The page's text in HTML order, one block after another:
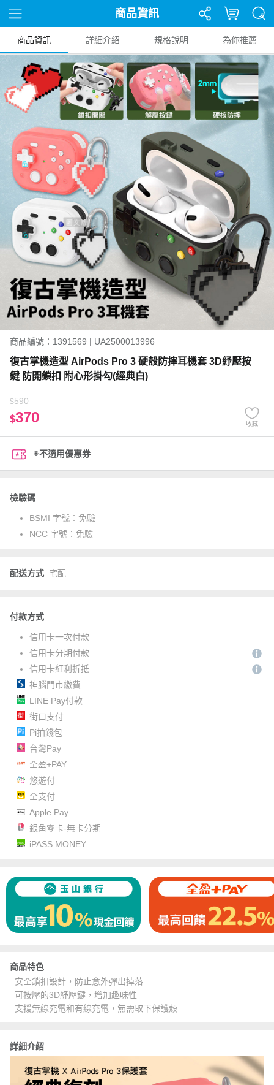
商品資訊
商品資訊 詳細介紹 規格說明 為你推薦
商品編號：1391569 | UA2500013996
復古掌機造型 AirPods Pro 3 硬殼防摔耳機套 3D紓壓按
鍵 防開鎖扣 附心形掛勾(經典白)
$590
$370 收藏
※不適用優惠券
檢驗碼
BSMI 字號： 免驗
NCC 字號： 免驗
配送方式 宅配
付款方式
信用卡一次付款
信用卡分期付款
信用卡紅利折抵
神腦門市繳費
LINE Pay付款
街口支付
Pi拍錢包
台灣Pay
全盈+PAY
悠遊付
全支付
Apple Pay
銀角零卡-無卡分期
iPASS MONEY
商品特色
安全鎖扣設計，防止意外彈出掉落
可按壓的3D紓壓鍵，增加趣味性
支援無線充電和有線充電，無需取下保護殼
詳細介紹